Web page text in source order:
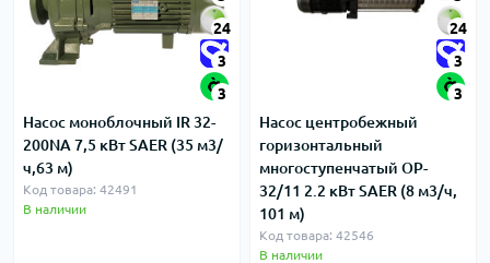
24
3
3
Насос моноблочный IR 32-
200NA 7,5 кВт SAER (35 м3/
ч,63 м)
Код товара: 42491
В наличии
24
3
3
Насос центробежный
горизонтальный
многоступенчатый OP-
32/11 2.2 кВт SAER (8 м3/ч,
101 м)
Код товара: 42546
В наличии